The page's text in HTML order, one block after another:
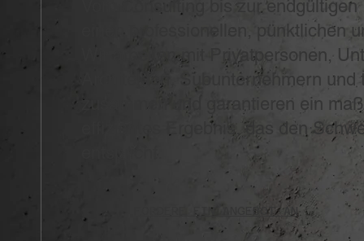
Vom Consulting bis zur
einen professionellen, pünktlichen
Wir arbeiten mit Privatpersonen,
Architekten, Subunternehmern
zusammen und garantieren ein
effizientes Ergebnis, das den
FORDERE EIN ANGEBOT AN